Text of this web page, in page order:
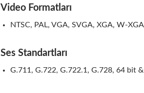
Video Formatları
NTSC, PAL, VGA, SVGA, XGA, W-
Ses Standartları
G.711, G.722, G.722.1, G.728, 64 bit